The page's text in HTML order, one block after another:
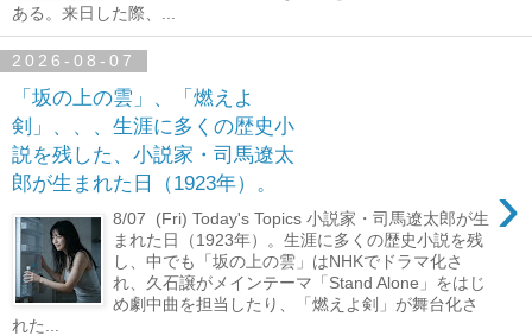
ある。来日した際、...
2026-08-07
「坂の上の雲」、「燃えよ
剣」、、、生涯に多くの歴史小
説を残した、小説家・司馬遼太
郎が生まれた日（1923年）。
›
8/07 (Fri) Today's Topics 小説家・司馬遼太郎が生
まれた日（1923年）。生涯に多くの歴史小説を残
し、中でも「坂の上の雲」はNHKでドラマ化さ
れ、久石譲がメインテーマ「Stand Alone」をはじ
め劇中曲を担当したり、「燃えよ剣」が舞台化さ
れた...